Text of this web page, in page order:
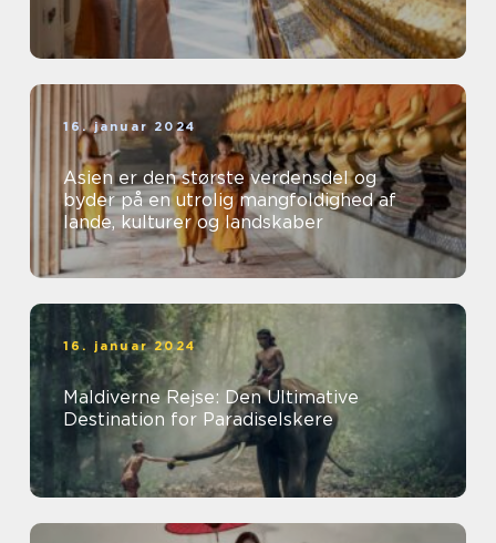
16. januar 2024
Asien er den største verdensdel og
byder på en utrolig mangfoldighed af
lande, kulturer og landskaber
16. januar 2024
Maldiverne Rejse: Den Ultimative
Destination for Paradiselskere